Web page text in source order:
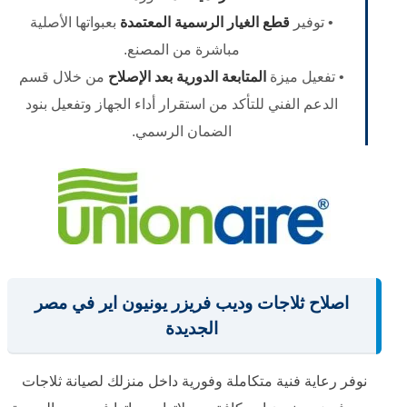
• توفير قطع الغيار الرسمية المعتمدة بعبواتها الأصلية
مباشرة من المصنع.
• تفعيل ميزة المتابعة الدورية بعد الإصلاح من خلال قسم
الدعم الفني للتأكد من استقرار أداء الجهاز وتفعيل بنود
الضمان الرسمي.
اصلاح ثلاجات وديب فريزر يونيون اير في مصر
الجديدة
نوفر رعاية فنية متكاملة وفورية داخل منزلك لصيانة ثلاجات